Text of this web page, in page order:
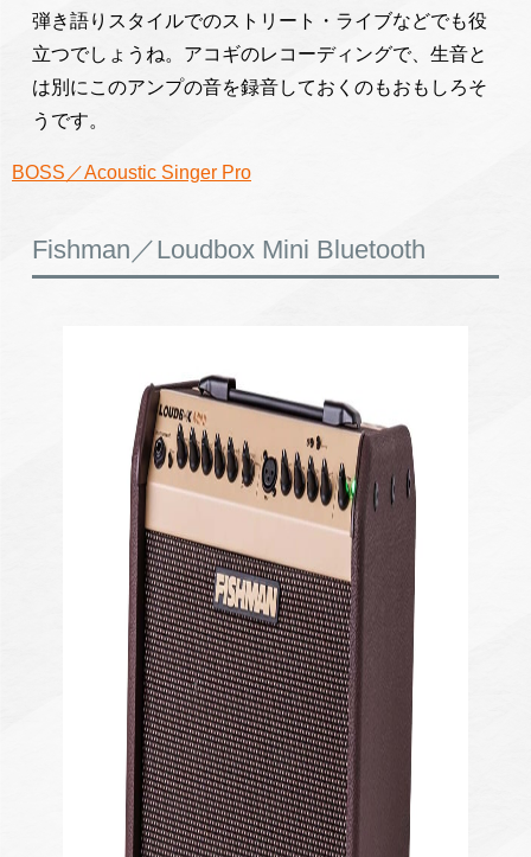
弾き語りスタイルでのストリート・ライブなどでも役
立つでしょうね。アコギのレコーディングで、生音と
は別にこのアンプの音を録音しておくのもおもしろそ
うです。
BOSS／Acoustic Singer Pro
Fishman／Loudbox Mini Bluetooth